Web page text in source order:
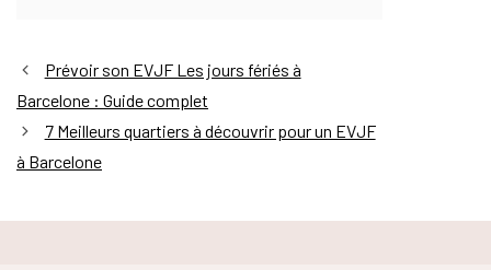
Prévoir son EVJF Les jours fériés à
Barcelone : Guide complet
7 Meilleurs quartiers à découvrir pour un EVJF
à Barcelone